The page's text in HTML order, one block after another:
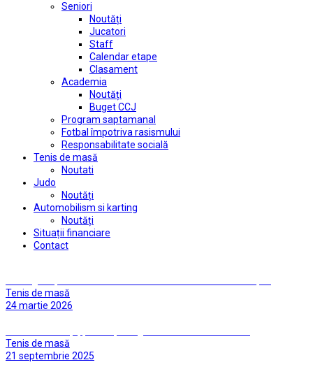
Seniori
Noutăți
Jucatori
Staff
Calendar etape
Clasament
Academia
Noutăți
Buget CCJ
Program saptamanal
Fotbal împotriva rasismului
Responsabilitate socială
Tenis de masă
Noutati
Judo
Noutăți
Automobilism si karting
Noutăți
Situații financiare
Contact
Tenis de masă
24 martie 2026
Tenis de masă
21 septembrie 2025